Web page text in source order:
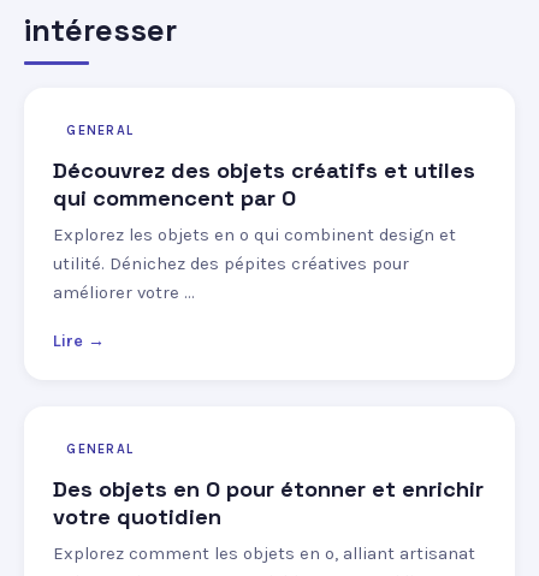
intéresser
GENERAL
Découvrez des objets créatifs et utiles
qui commencent par O
Explorez les objets en o qui combinent design et
utilité. Dénichez des pépites créatives pour
améliorer votre …
Lire →
GENERAL
Des objets en O pour étonner et enrichir
votre quotidien
Explorez comment les objets en o, alliant artisanat